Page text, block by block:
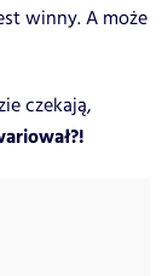
winny. A może
czekają,